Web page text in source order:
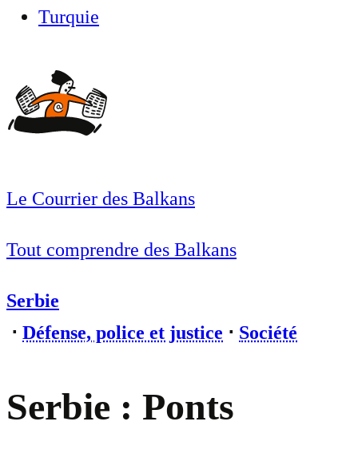
Turquie
Le Courrier des Balkans
Tout comprendre des Balkans
Serbie
⋅ Défense, police et justice ⋅ Société
Serbie : Ponts